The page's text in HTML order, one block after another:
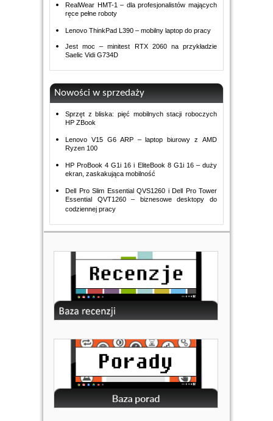
RealWear HMT-1 – dla profesjonalistów mających
ręce pełne roboty
Lenovo ThinkPad L390 – mobilny laptop do pracy
Jest moc – minitest RTX 2060 na przykładzie
Saelic Vidi G734D
Nowości w sprzedaży
Sprzęt z bliska: pięć mobilnych stacji roboczych
HP ZBook
Lenovo V15 G6 ARP – laptop biurowy z AMD
Ryzen 100
HP ProBook 4 G1i 16 i EliteBook 8 G1i 16 – duży
ekran, zaskakująca mobilność
Dell Pro Slim Essential QVS1260 i Dell Pro Tower
Essential QVT1260 – biznesowe desktopy do
codziennej pracy